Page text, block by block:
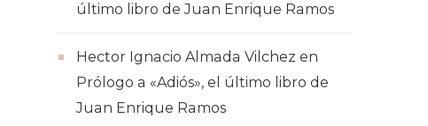
último libro de Juan Enrique Ramos
Hector Ignacio Almada Vilchez en
Prólogo a «Adiós», el último libro de
Juan Enrique Ramos